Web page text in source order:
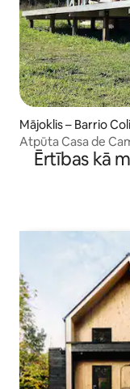
Mājoklis – Barrio
Atpūta Casa de
un vēlajām
Ērtības kā